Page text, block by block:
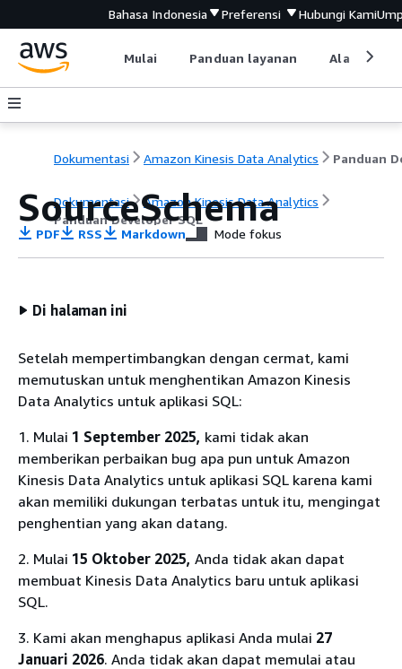
Bahasa Indonesia Preferensi Hubungi Kami
Mulai Panduan layanan Alat
Dokumentasi Amazon Kinesis Data Analytics
Dokumentasi
Amazon Kinesis Data Analytics
Panduan Developer SQL
SourceSchema
PDF RSS Markdown Mode fokus
Di halaman ini
Setelah mempertimbangkan dengan cermat, kami
memutuskan untuk menghentikan Amazon Kinesis
Data Analytics untuk aplikasi SQL:
1. Mulai 1 September 2025, kami tidak akan
memberikan perbaikan bug apa pun untuk Amazon
Kinesis Data Analytics untuk aplikasi SQL karena kami
akan memiliki dukungan terbatas untuk itu, mengingat
penghentian yang akan datang.
2. Mulai 15 Oktober 2025, Anda tidak akan dapat
membuat Kinesis Data Analytics baru untuk aplikasi
SQL.
3. Kami akan menghapus aplikasi Anda mulai 27
Januari 2026. Anda tidak akan dapat memulai atau